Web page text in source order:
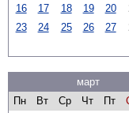
16 17 18 19 20
23
24 25 26 27
март
Пн
Вт Ср Чт Пт